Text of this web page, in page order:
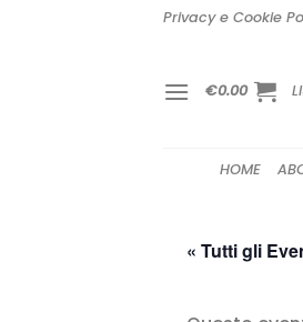
Privacy e Cookie
€0.00
HOME
« Tutti gli